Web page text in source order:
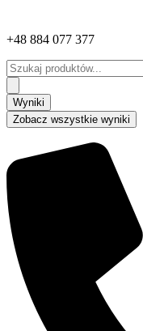
+48 884 077 377
Search
...
Wyniki
Zobacz wszystkie wyniki